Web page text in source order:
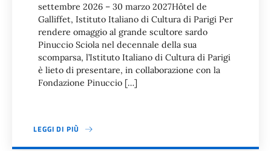
settembre 2026 – 30 marzo 2027Hôtel de
Galliffet, Istituto Italiano di Cultura di Parigi Per
rendere omaggio al grande scultore sardo
Pinuccio Sciola nel decennale della sua
scomparsa, l’Istituto Italiano di Cultura di Parigi
è lieto di presentare, in collaborazione con la
Fondazione Pinuccio […]
LEGGI DI PIÙ